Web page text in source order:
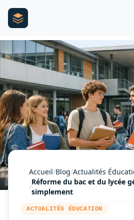
Accueil/Blog/Actualités
/
Réforme du bac et du lycée
simplement
ACTUALITÉS ÉDUCATION